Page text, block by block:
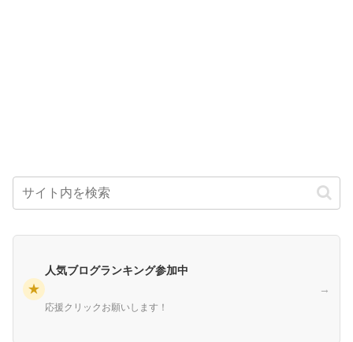
★
人気ブログランキング参加中
応援クリックお願いします！
→